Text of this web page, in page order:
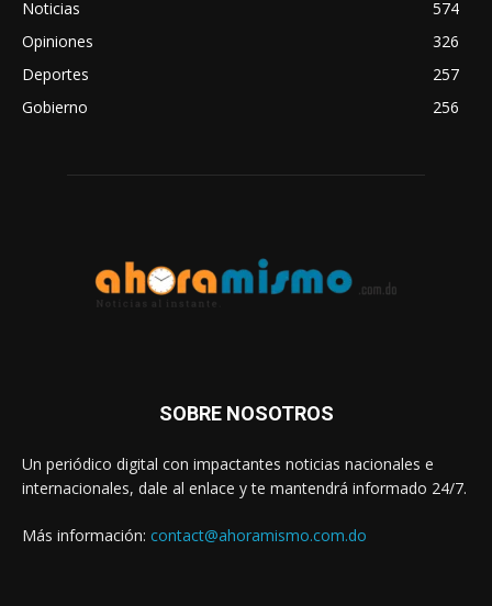
Noticias
574
Opiniones
326
Deportes
257
Gobierno
256
SOBRE NOSOTROS
Un periódico digital con impactantes noticias nacionales e
internacionales, dale al enlace y te mantendrá informado 24/7.
Más información: contact@ahoramismo.com.do